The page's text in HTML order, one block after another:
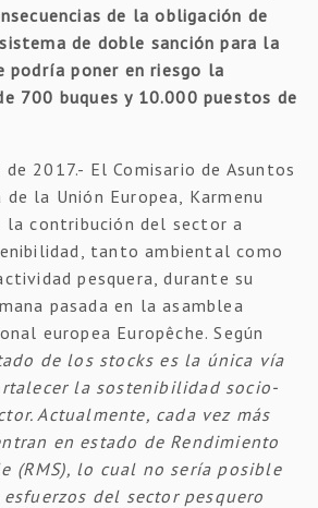
de la obligación de
de doble sanción para la
poner en riesgo la
700 buques y 10.000 puestos de
2017.- El Comisario de Asuntos
la Unión Europea, Karmenu
la contribución del sector a
tanto ambiental como
pesquera, durante su
pasada en la asamblea
europea Europêche. Según
de los stocks es la única vía
la sostenibilidad socio-
Actualmente, cada vez más
en estado de Rendimiento
(RMS), lo cual no sería posible
del sector pesquero